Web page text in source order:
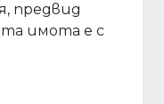
предвид
имота е с